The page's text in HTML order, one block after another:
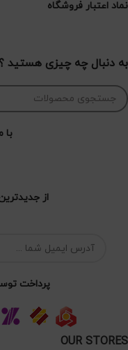
نماد اعتبار فروشگاه
به دنبال چه چیزی هستید ؟
با
از
پرداخت
OUR STORES